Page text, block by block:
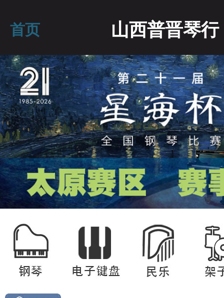
首页 山西普晋琴行